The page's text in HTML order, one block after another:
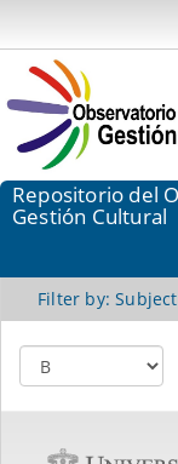
Repositorio del
Gestión Cultural
Filter by: Subject